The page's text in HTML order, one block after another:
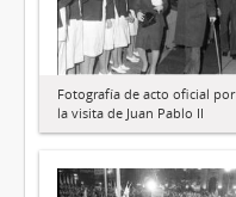
Fotografía de acto oficial por
la visita de Juan Pablo II